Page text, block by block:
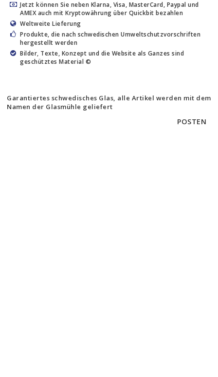
Jetzt können Sie neben Klarna, Visa, MasterCard, Paypal und
AMEX auch mit Kryptowährung über Quickbit bezahlen
Weltweite Lieferung
Produkte, die nach schwedischen Umweltschutzvorschriften
hergestellt werden
Bilder, Texte, Konzept und die Website als Ganzes sind
geschütztes Material ©
Garantiertes schwedisches Glas, alle Artikel werden mit dem
Namen der Glasmühle geliefert
POSTEN